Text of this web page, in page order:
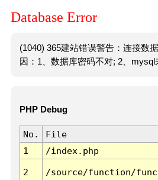
Database Error
(1040) 365建站错误警告：连接数
因：1、数据库密码不对; 2、mysql
PHP Debug
No. File
1
/index.php
2 /source/function/